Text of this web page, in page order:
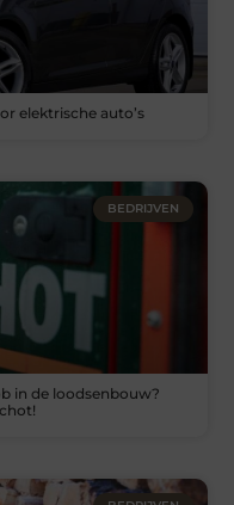
elektrische auto’s
BEDRIJVEN
in de loodsenbouw?